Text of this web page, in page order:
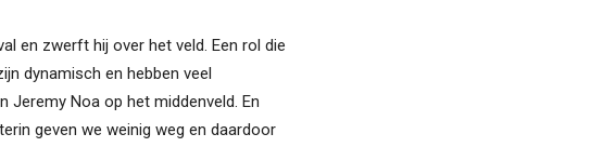
en zwerft hij over het veld. Een rol die
dynamisch en hebben veel
Jeremy Noa op het middenveld. En
geven we weinig weg en daardoor